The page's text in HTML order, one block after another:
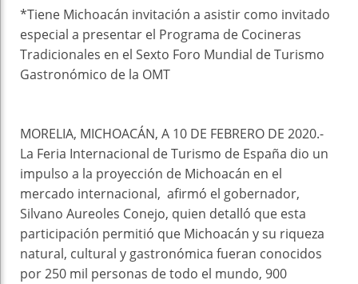
*Tiene Michoacán invitación a asistir como invitado
especial a presentar el Programa de Cocineras
Tradicionales en el Sexto Foro Mundial de Turismo
Gastronómico de la OMT
MORELIA, MICHOACÁN, A 10 DE FEBRERO DE 2020.-
La Feria Internacional de Turismo de España dio un
impulso a la proyección de Michoacán en el
mercado internacional, afirmó el gobernador,
Silvano Aureoles Conejo, quien detalló que esta
participación permitió que Michoacán y su riqueza
natural, cultural y gastronómica fueran conocidos
por 250 mil personas de todo el mundo, 900